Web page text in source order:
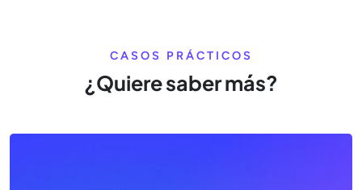
CASOS PRÁCTICOS
¿Quiere saber más?